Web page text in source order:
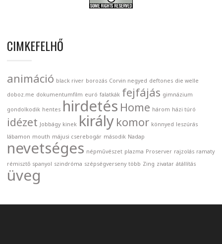
CIMKEFELHŐ
animáció black river borozás Corvin negyed deftones die welle
doboz.me dokumentumfilm euró falatkák fejfájás gimnázium
gondolkodik hentes hirdetés Home három házi túró
idézet Jobbágy kinek király komor könnyed leszúrás
lábamon mouth májusi cserebogár második Nadap
nevetséges népművészet plazma Proserver rajzolás ramaty
rémisztő spanyol szindróma szépségverseny több Zing zivatar átállítás
üveg